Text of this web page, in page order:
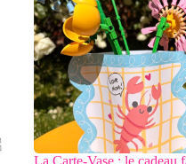
La Carte-Vase : le cadeau